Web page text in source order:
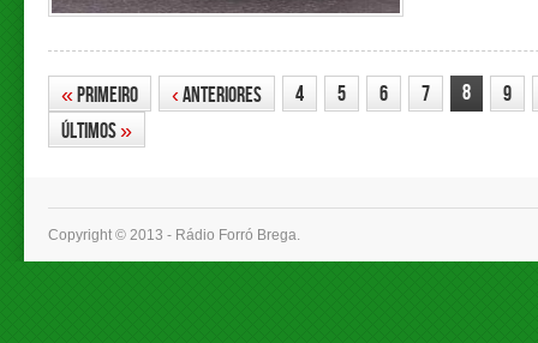
« Primeiro ‹Anteriores 4 5 6 7 8
9
Últimos»
Copyright © 2013 - Rádio Forró Brega.